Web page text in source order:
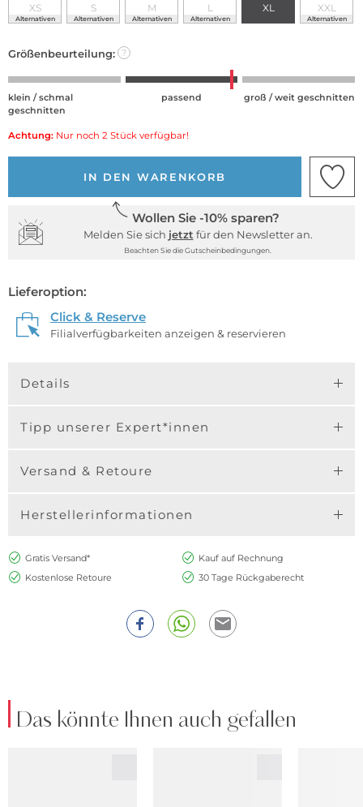
XS
Alternativen
S
Alternativen
M
Alternativen
L
Alternativen
XL XXL
Alternativen
Größenbeurteilung: ?
klein / schmal
geschnitten
passend groß / weit geschnitten
Achtung: Nur noch 2 Stück verfügbar!
IN DEN WARENKORB
Wollen Sie -10% sparen?
Melden Sie sich jetzt für den Newsletter an.
Beachten Sie die Gutscheinbedingungen.
Lieferoption:
Click & Reserve
Filialverfügbarkeiten anzeigen & reservieren
Details
Tipp unserer Expert*innen
Versand & Retoure
Herstellerinformationen
Gratis Versand*
Kauf auf Rechnung
Kostenlose Retoure
30 Tage Rückgaberecht
Das könnte Ihnen auch gefallen